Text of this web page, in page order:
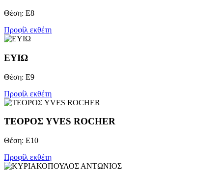
Θέση: Ε8
Προφίλ εκθέτη
ΕΥΙΩ
Θέση: Ε9
Προφίλ εκθέτη
ΤΕΟΡΟΣ YVES ROCHER
Θέση: Ε10
Προφίλ εκθέτη